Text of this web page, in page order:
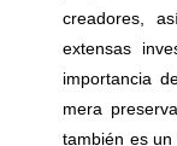
creadores,
extensas
importancia
mera
también es